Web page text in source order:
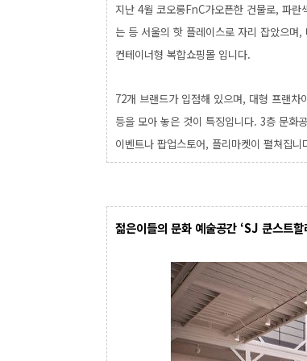
지난 4월 코오롱FnC가오픈한 건물로, 파란
는 등 서울의 핫 플레이스로 자리 잡았으며
컨테이너형 복합쇼핑몰 입니다.
72개 브랜드가 입점해 있으며, 대형 프랜
등을 모아 놓은 것이 특징입니다. 3층 문화
이벤트나 팝업스토어, 플리마켓이 펼쳐집
젊은이들의 문화 예술공간 ‘SJ 쿤스트할